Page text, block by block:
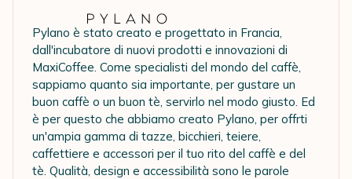
Pylano è stato creato e progettato in Francia,
dall'incubatore di nuovi prodotti e innovazioni di
MaxiCoffee. Come specialisti del mondo del caffè,
sappiamo quanto sia importante, per gustare un
buon caffè o un buon tè, servirlo nel modo giusto. Ed
è per questo che abbiamo creato Pylano, per offrti
un'ampia gamma di tazze, bicchieri, teiere,
caffettiere e accessori per il tuo rito del caffè e del
tè. Qualità, design e accessibilità sono le parole